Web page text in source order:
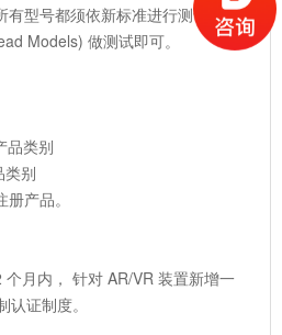
有型号都须依新标准进行测试，业
Models) 做测试即可。
品类别
类别
产品。
月内， 针对 AR/VR 装置新增一
证制度。